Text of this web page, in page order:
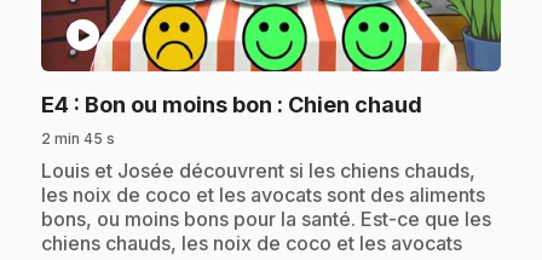
play_circle
E4 : Bon ou moins bon : Chien chaud
2 min 45 s
.Louis et Josée découvrent si les chiens chauds,
les noix de coco et les avocats sont des aliments
bons, ou moins bons pour la santé. Est-ce que les
chiens chauds, les noix de coco et les avocats